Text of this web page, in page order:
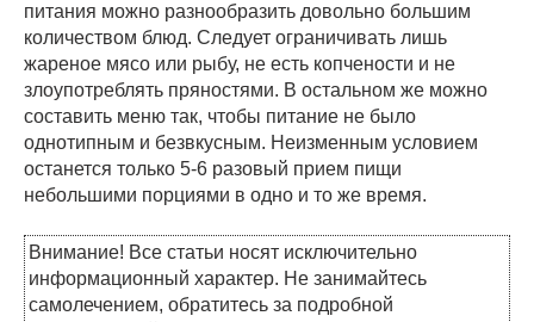
питания можно разнообразить довольно большим
количеством блюд. Следует ограничивать лишь
жареное мясо или рыбу, не есть копчености и не
злоупотреблять пряностями. В остальном же можно
составить меню так, чтобы питание не было
однотипным и безвкусным. Неизменным условием
останется только 5-6 разовый прием пищи
небольшими порциями в одно и то же время.
Внимание! Все статьи носят исключительно
информационный характер. Не занимайтесь
самолечением, обратитесь за подробной